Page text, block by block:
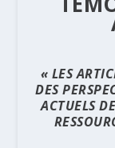
« LES
DES
ACTUELS